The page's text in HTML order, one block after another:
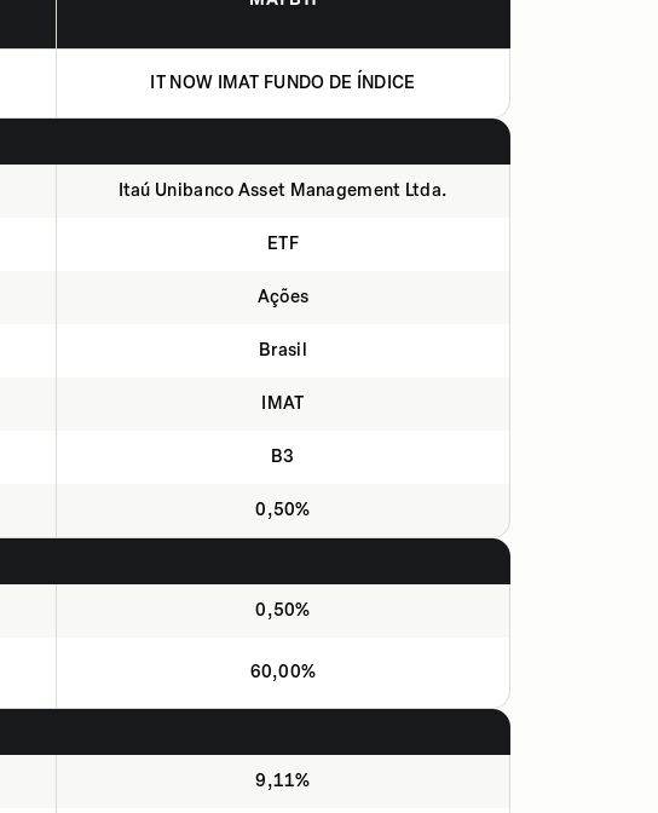
IT NOW IMAT FUNDO DE ÍNDICE
Itaú Unibanco Asset Management Ltda.
ETF
Ações
Brasil
IMAT
B3
0,50%
0,50%
60,00%
9,11%